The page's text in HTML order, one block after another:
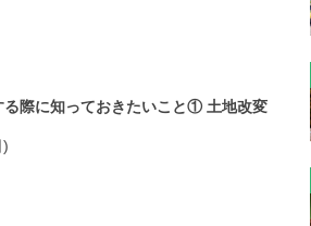
る際に知っておきたいこと① 土地改変
)